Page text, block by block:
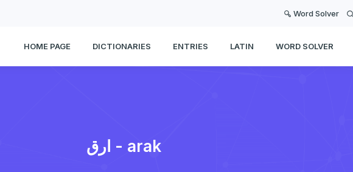
Word Solver
HOME PAGE DICTIONARIES ENTRIES LATIN WORD SOLVER
ارق - arak